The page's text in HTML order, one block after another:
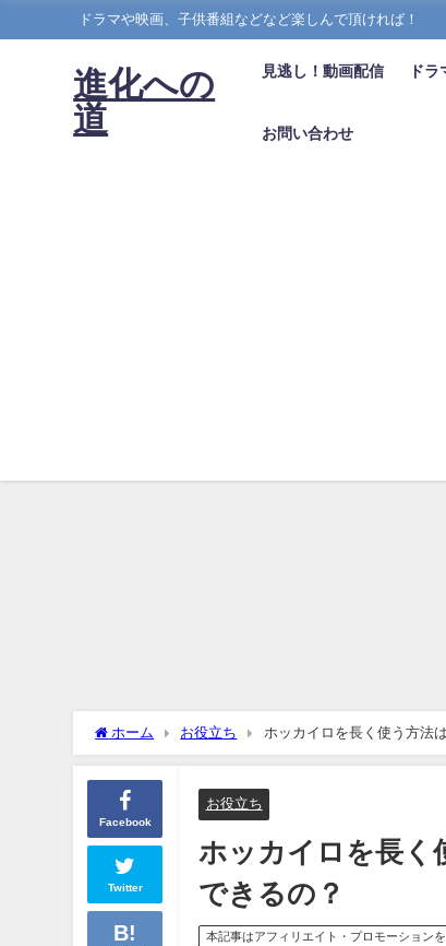
ドラマや映画、子供番組などなど楽しんで頂ければ！
進化への
道
見逃し！動画配信 ドラ
お問い合わせ
ホーム お役立ち ホッカイロを長く使う方法
Facebook
Twitter
お役立ち
ホッカイロを長く
できるの？
本記事はアフィリエイト・プロモーション